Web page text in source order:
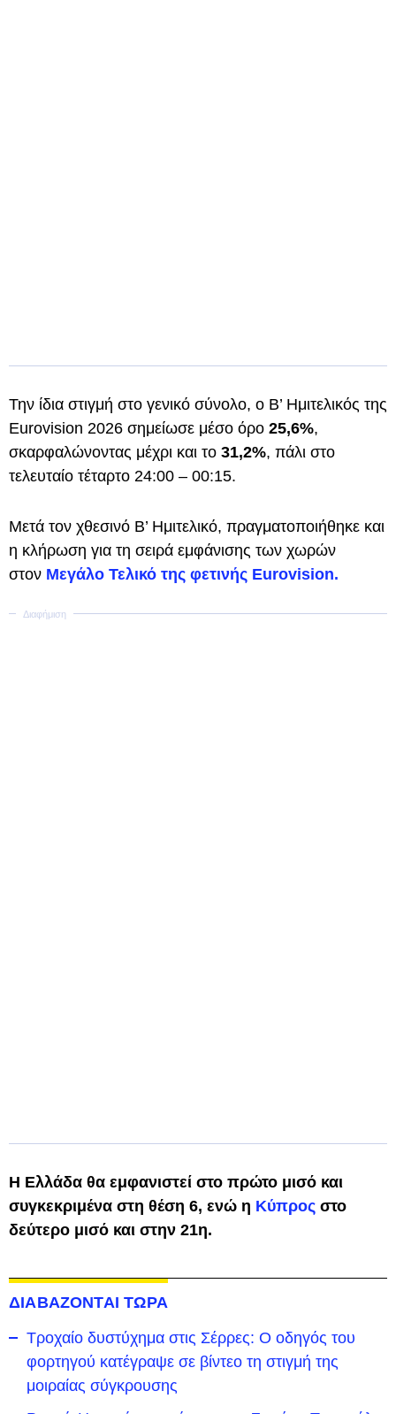
Την ίδια στιγμή στο γενικό σύνολο, ο Β’ Ημιτελικός της
Eurovision 2026 σημείωσε μέσο όρο 25,6%,
σκαρφαλώνοντας μέχρι και το 31,2%, πάλι στο
τελευταίο τέταρτο 24:00 – 00:15.
Μετά τον χθεσινό Β’ Ημιτελικό, πραγματοποιήθηκε και
η κλήρωση για τη σειρά εμφάνισης των χωρών
στον Μεγάλο Τελικό της φετινής Eurovision.
Η Ελλάδα θα εμφανιστεί στο πρώτο μισό και
συγκεκριμένα στη θέση 6, ενώ η Κύπρος στο
δεύτερο μισό και στην 21η.
ΔΙΑΒΑΖΟΝΤΑΙ ΤΩΡΑ
Τροχαίο δυστύχημα στις Σέρρες: Ο οδηγός του
φορτηγού κατέγραψε σε βίντεο τη στιγμή της
μοιραίας σύγκρουσης